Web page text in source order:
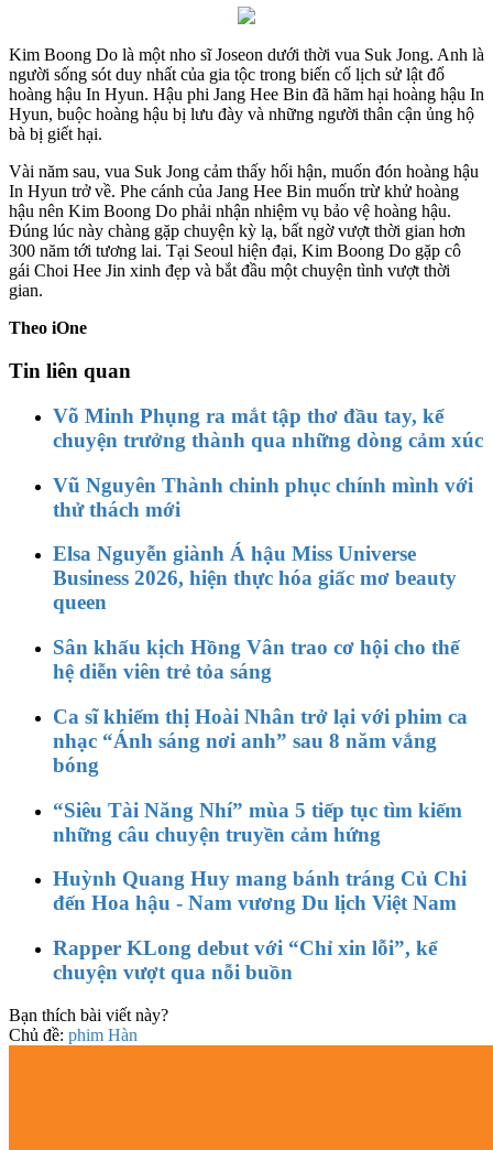
Kim Boong Do là một nho sĩ Joseon dưới thời vua Suk Jong. Anh là
người sống sót duy nhất của gia tộc trong biến cố lịch sử lật đổ
hoàng hậu In Hyun. Hậu phi Jang Hee Bin đã hãm hại hoàng hậu In
Hyun, buộc hoàng hậu bị lưu đày và những người thân cận ủng hộ
bà bị giết hại.
Vài năm sau, vua Suk Jong cảm thấy hối hận, muốn đón hoàng hậu
In Hyun trở về. Phe cánh của Jang Hee Bin muốn trừ khử hoàng
hậu nên Kim Boong Do phải nhận nhiệm vụ bảo vệ hoàng hậu.
Đúng lúc này chàng gặp chuyện kỳ lạ, bất ngờ vượt thời gian hơn
300 năm tới tương lai. Tại Seoul hiện đại, Kim Boong Do gặp cô
gái Choi Hee Jin xinh đẹp và bắt đầu một chuyện tình vượt thời
gian.
Theo iOne
Tin liên quan
Võ Minh Phụng ra mắt tập thơ đầu tay, kể
chuyện trưởng thành qua những dòng cảm xúc
Vũ Nguyên Thành chinh phục chính mình với
thử thách mới
Elsa Nguyễn giành Á hậu Miss Universe
Business 2026, hiện thực hóa giấc mơ beauty
queen
Sân khấu kịch Hồng Vân trao cơ hội cho thế
hệ diễn viên trẻ tỏa sáng
Ca sĩ khiếm thị Hoài Nhân trở lại với phim ca
nhạc “Ánh sáng nơi anh” sau 8 năm vắng
bóng
“Siêu Tài Năng Nhí” mùa 5 tiếp tục tìm kiếm
những câu chuyện truyền cảm hứng
Huỳnh Quang Huy mang bánh tráng Củ Chi
đến Hoa hậu - Nam vương Du lịch Việt Nam
Rapper KLong debut với “Chỉ xin lỗi”, kể
chuyện vượt qua nỗi buồn
Bạn thích bài viết này?
Chủ đề: phim Hàn